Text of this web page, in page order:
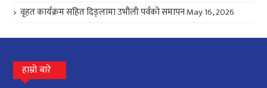
वृहत कार्यक्रम सहित दिङ्लामा उभौली पर्वको समापनMay 16, 2026
हाम्रो बारे